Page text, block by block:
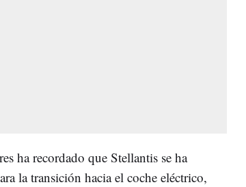
ha recordado que Stellantis se ha
la transición hacia el coche eléctrico,